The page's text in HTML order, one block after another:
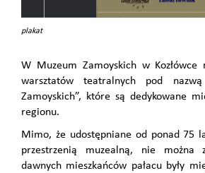
plakat
W Muzeum Zamoyskich w Kozłówce
warsztatów teatralnych pod
Zamoyskich”, które są dedykowane
regionu.
Mimo, że udostępniane od ponad 75
przestrzenią muzealną, nie można
dawnych mieszkańców pałacu były